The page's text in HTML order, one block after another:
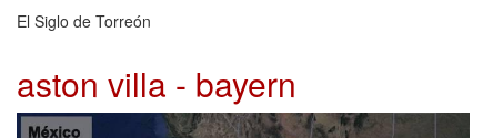
El Siglo de Torreón
aston villa - bayern